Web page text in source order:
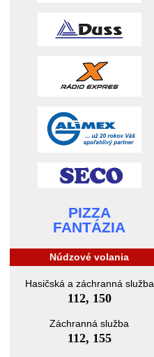
PIZZA
FANTÁZIA
Núdzové volania
Hasičská a záchranná služba
112, 150
Záchranná služba
112, 155